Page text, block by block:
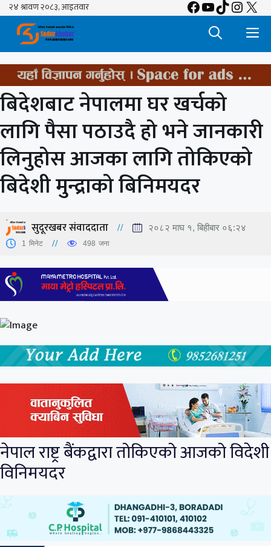
Skip
content
Facebook
YouTube
TikTok
X
बिदेशबाट नेपालमा घर खर्चको
लागि पैसा पठाउदै हो भने जानकारी
लिनुहोस आजका लागि तोकिएको
बिदेशी मुन्द्राको बिनिमयदर
सुदूरखबर संवाददाता २०८२ माघ १, बिहीबार ०६:२४
1 मिनेट 498 जना
नेपाल राष्ट्र बैंकद्वारा तोकिएको आजको विदेशी
विनिमयदर